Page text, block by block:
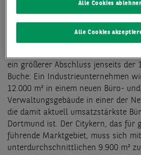
und mit einem Flächenumsatz von
schwache Vorjahresresultat wurde
der 10-jährige Schnitt um gut 18 %
ein größerer Abschluss jenseits der
Buche: Ein Industrieunternehmen
12.000 m² in einem neuen Büro- und
Verwaltungsgebäude in einer der
die damit aktuell umsatzstärkste
Dortmund ist. Der Citykern, das für
führende Marktgebiet, muss sich mit
unterdurchschnittlichen 9.900 m²
Alle Cookies
Alle Cookies